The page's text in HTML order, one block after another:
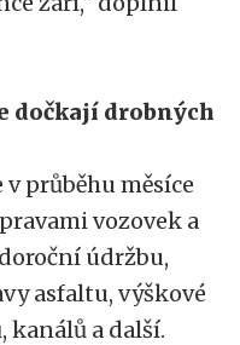
dočkají drobných
průběhu měsíce
vozovek a
údržbu,
asfaltu, výškové
kanálů a další.